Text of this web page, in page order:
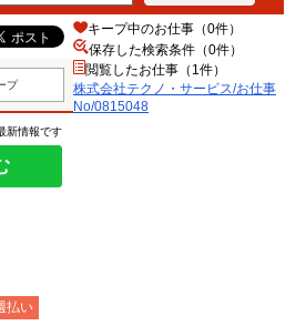
プ
新情報です
払い
キープ中のお仕事（0件）
保存した検索条件（0件）
閲覧したお仕事（1件）
株式会社テクノ・サービス/お仕事
No/0815048